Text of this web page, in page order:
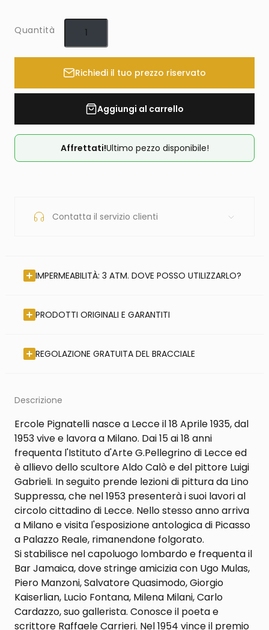
Quantità
Richiedi il tuo prezzo riservato
Aggiungi al carrello
Affrettati!Ultimo pezzo disponibile!
Contatta il servizio clienti
IMPERMEABILITÀ: 3 ATM. DOVE POSSO UTILIZZARLO?
PRODOTTI ORIGINALI E GARANTITI
REGOLAZIONE GRATUITA DEL BRACCIALE
Descrizione
Ercole Pignatelli nasce a Lecce il 18 Aprile 1935, dal
1953 vive e lavora a Milano. Dai 15 ai 18 anni
frequenta l'Istituto d'Arte G.Pellegrino di Lecce ed
è allievo dello scultore Aldo Calò e del pittore Luigi
Gabrieli. In seguito prende lezioni di pittura da Lino
Suppressa, che nel 1953 presenterà i suoi lavori al
circolo cittadino di Lecce. Nello stesso anno arriva
a Milano e visita l'esposizione antologica di Picasso
a Palazzo Reale, rimanendone folgorato.
Si stabilisce nel capoluogo lombardo e frequenta il
Bar Jamaica, dove stringe amicizia con Ugo Mulas,
Piero Manzoni, Salvatore Quasimodo, Giorgio
Kaiserlian, Lucio Fontana, Milena Milani, Carlo
Cardazzo, suo gallerista. Conosce il poeta e
scrittore Raffaele Carrieri. Nel 1954 vince il premio